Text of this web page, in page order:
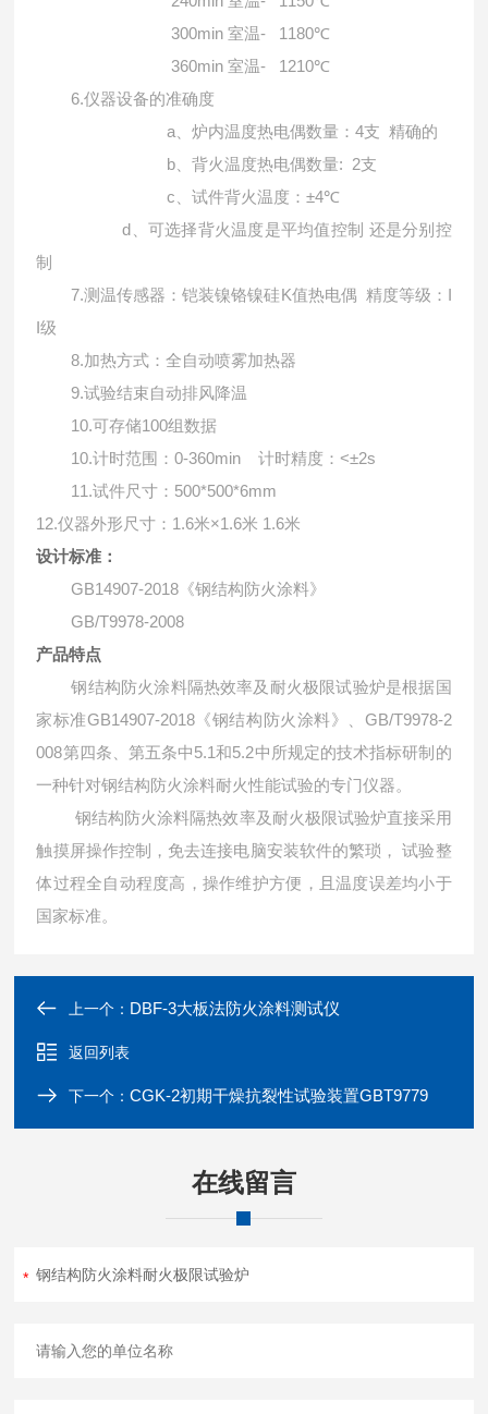
300min室温- 1180℃
360min室温- 1210℃
6.仪器设备的准确度
a 、炉内温度热电偶数量：4支 精确的
b 、背火温度热电偶数量: 2支
c 、试件背火温度：±4℃
d 、可选择背火温度是平均值控制 还是分别控
制
7.测温传感器：铠装镍铬镍硅K值热电偶 精度等级： I
I级
8.加热方式：全自动喷雾加热器
9.试验结束自动排风降温
10.可存储100组数据
10.计时范围：0-360min计时精度：<±2s
11.试件尺寸： 500*500*6mm
12.仪器外形尺寸： 1.6米×1.6米 1.6米
设计标准：
GB14907-2018 《钢结构防火涂料》
GB/T9978-2008
产品特点
钢结构防火涂料隔热效率及耐火极限试验炉是根据国
家标准GB14907-2018《钢结构防火涂料》、 GB/T9978-2
008第四条、第五条中5.1和5.2中所规定的技术指标研制的
一种针对钢结构防火涂料耐火性能试验的专门仪器。
钢结构防火涂料隔热效率及耐火极限试验炉直接采用
触摸屏操作控制，免去连接电脑安装软件的繁琐，
试验整
体过程全自动程度高，操作维护方便，且温度误差均小于
国家标准。
上一个： DBF-3大板法防火涂料测试仪
返回列表
下一个：CGK-2初期干燥抗裂性试验装置GBT9779
在线留言